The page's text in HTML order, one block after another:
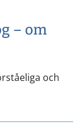
– om
och